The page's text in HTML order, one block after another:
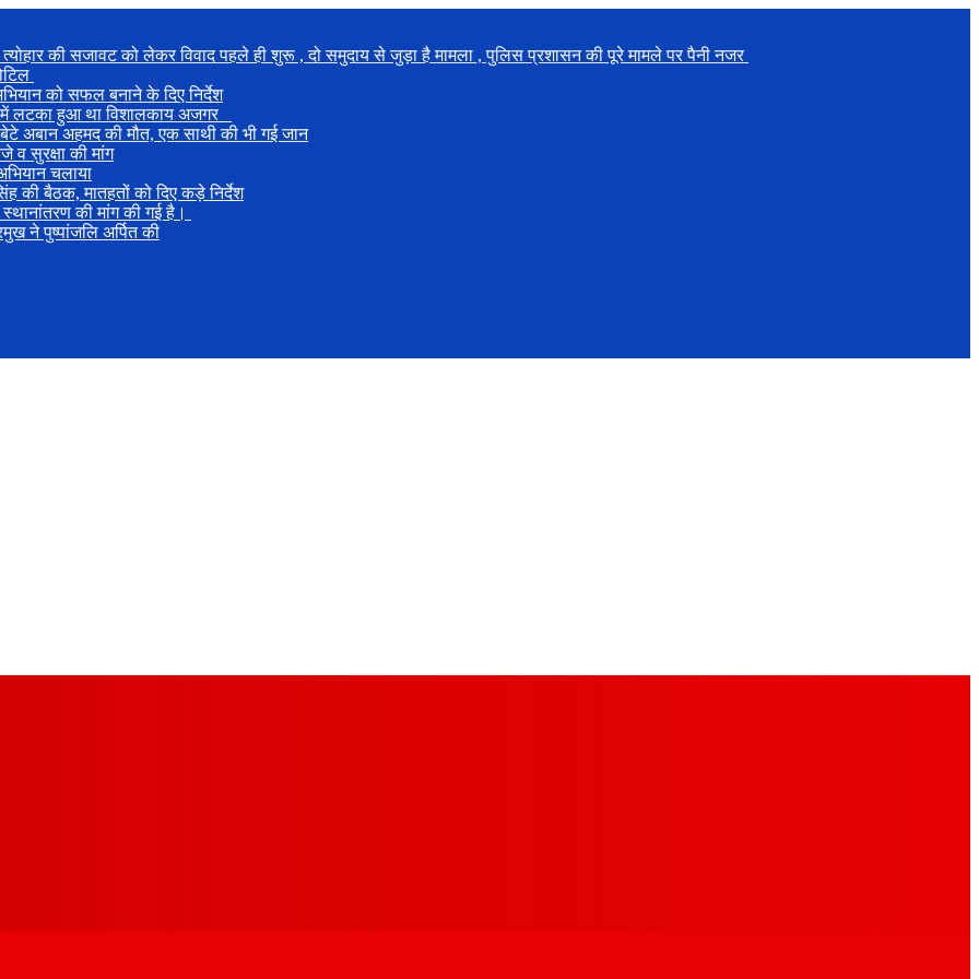
की सजावट को लेकर विवाद पहले ही शुरू , दो समुदाय से जुड़ा है मामला , पुलिस प्रशासन की पूरे मामले पर पैनी नजर
को सफल बनाने के दिए निर्देश
लटका हुआ था विशालकाय अजगर
अबान अहमद की मौत, एक साथी की भी गई जान
सुरक्षा की मांग
चलाया
की बैठक, मातहतों को दिए कड़े निर्देश
की मांग की गई है।
ने पुष्पांजलि अर्पित की